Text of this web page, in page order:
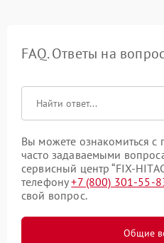
FAQ. Ответы на
Вы можете ознакомиться
часто задаваемыми
сервисный центр “FIX-
телефону+7 (800) 301-55-
свой вопрос.
Общие